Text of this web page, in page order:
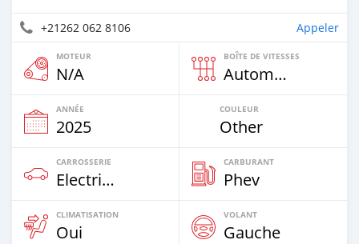
+21262 062 8106 Appeler
MOTEUR
N/A
BOÎTE DE VITESSES
Automatique
ANNÉE
2025
COULEUR
Other
CARROSSERIE
Electric EV
CARBURANT
Phev
CLIMATISATION
Oui
VOLANT
Gauche